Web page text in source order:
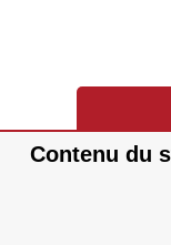
Contenu du